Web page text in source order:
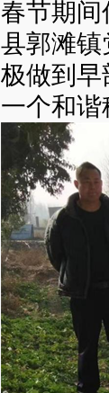
春节期间
县郭滩镇
极做到早
一个和谐